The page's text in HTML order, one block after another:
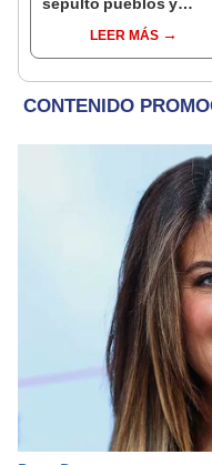
veranos más fríos de la
historia: sigue bajo
LEER MÁS